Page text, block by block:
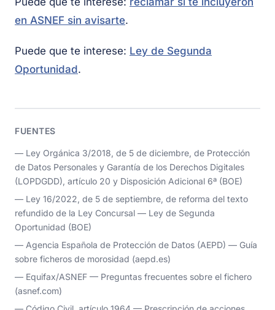
en ASNEF sin avisarte.
Puede que te interese: Ley de Segunda
Oportunidad.
FUENTES
— Ley Orgánica 3/2018, de 5 de diciembre, de Protección
de Datos Personales y Garantía de los Derechos Digitales
(LOPDGDD), artículo 20 y Disposición Adicional 6ª (BOE)
— Ley 16/2022, de 5 de septiembre, de reforma del texto
refundido de la Ley Concursal — Ley de Segunda
Oportunidad (BOE)
— Agencia Española de Protección de Datos (AEPD) — Guía
sobre ficheros de morosidad (aepd.es)
— Equifax/ASNEF — Preguntas frecuentes sobre el fichero
(asnef.com)